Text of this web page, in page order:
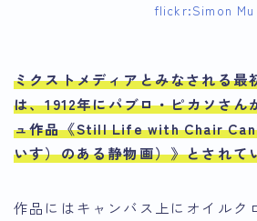
flickr:Simon Mu
ミクストメディアとみなされる最
は、1912年にパブロ・ピカソさん
ュ作品《Still Life with Chair
いす）のある静物画）》とされて
作品にはキャンバス上にオイルク